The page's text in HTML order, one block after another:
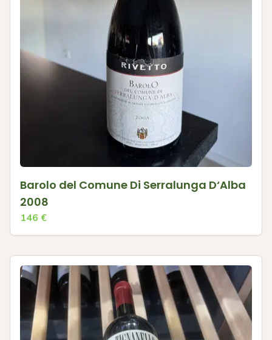
Barolo del Comune Di Serralunga D‘Alba
2008
146 €